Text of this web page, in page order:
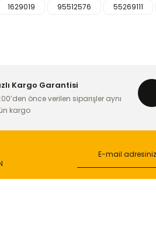
konularda yetersiz gördüğünüz
1629019 95512576 55269111
Kargo Garantisi
önce verilen siparişler aynı
kargo